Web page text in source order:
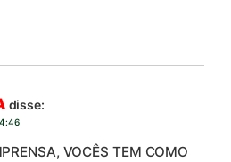
disse:
VOCÊS TEM COMO